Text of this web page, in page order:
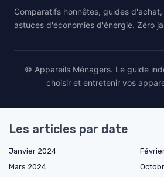
Comparatifs honnêtes, guides
astuces d'économies d'énergie. Zéro
© Appareils Ménagers. Le guide
choisir et entretenir vos
Les articles par date
Janvier 2024
Mars 2024